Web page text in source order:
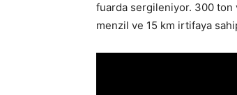
fuarda sergileniyor. 300 ton
menzil ve 15 km irtifaya